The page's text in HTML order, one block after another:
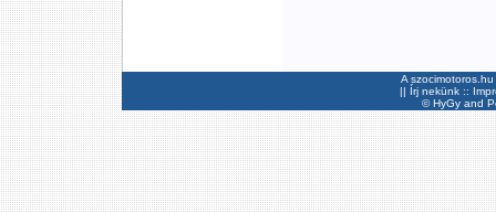
A
|| Írj nekünk ::
©HyGyand